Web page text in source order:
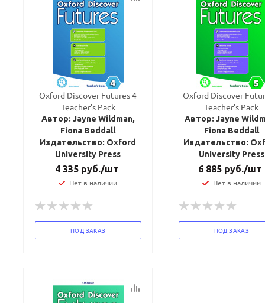
Oxford Discover Futures 4
Teacher's Pack
Автор: Jayne Wildman,
Fiona Beddall
Издательство: Oxford
University Press
4 335руб./шт
Нет в наличии
ПОД ЗАКАЗ
Oxford Discover
Teacher's Pack
Автор: Jayne
Fiona Beddall
Издательство:
University Press
6 885 руб./шт
Нет в наличии
ПОД ЗАКАЗ